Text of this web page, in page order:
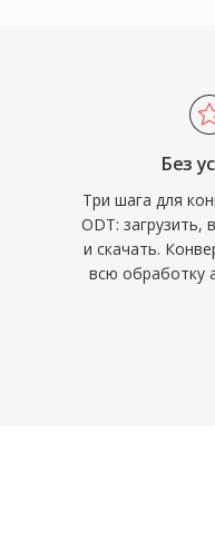
Без
Три шага для
ODT:
и скачать.
всю обработку